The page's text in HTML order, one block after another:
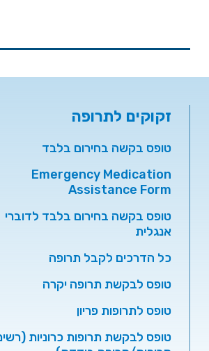
זקוקים לתרופה
טופס בקשה בחירום בלבד
Emergency Medication
Assistance Form
טופס בקשה בחירום בלבד לדוברי
אנגלית
כל הדרכים לקבל תרופה
טופס לבקשת תרופה יקרה
טופס לתרופות פריון
טופס לבקשת תרופות כרוניות